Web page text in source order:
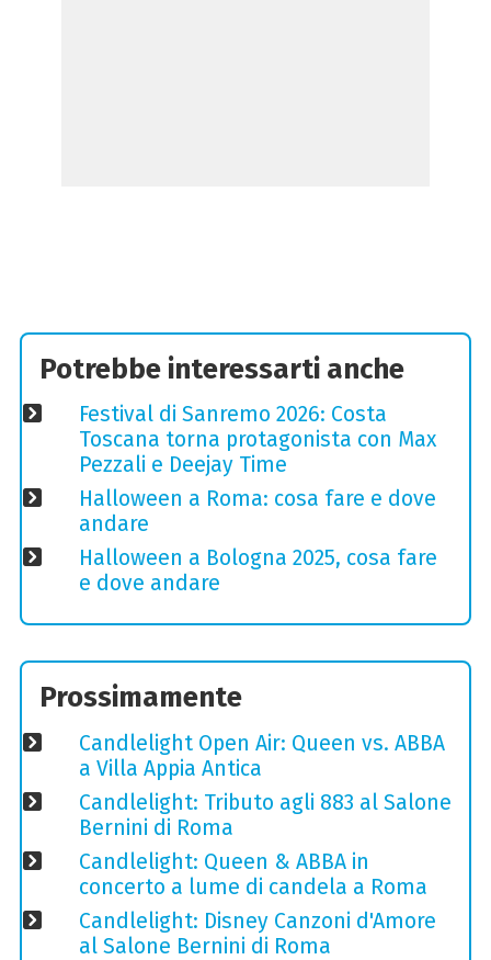
Potrebbe interessarti anche
Festival di Sanremo 2026: Costa
Toscana torna protagonista con Max
Pezzali e Deejay Time
Halloween a Roma: cosa fare e dove
andare
Halloween a Bologna 2025, cosa fare
e dove andare
Prossimamente
Candlelight Open Air: Queen vs. ABBA
a Villa Appia Antica
Candlelight: Tributo agli 883 al Salone
Bernini di Roma
Candlelight: Queen & ABBA in
concerto a lume di candela a Roma
Candlelight: Disney Canzoni d'Amore
al Salone Bernini di Roma